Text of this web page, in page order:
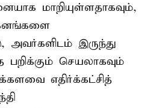
மாறியுள்ளதாகவும்,
அவர்களிடம் இருந்து
செயலாகவும்
எதிர்க்கட்சித்